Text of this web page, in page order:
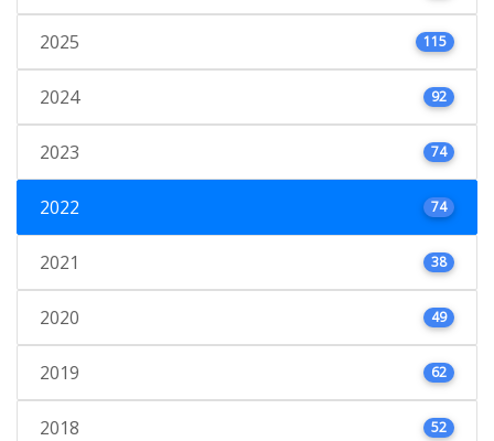
2025 115
2024 92
2023 74
2022 74
2021 38
2020 49
2019 62
2018 52